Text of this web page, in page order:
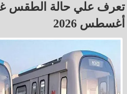
أغسطس 2026